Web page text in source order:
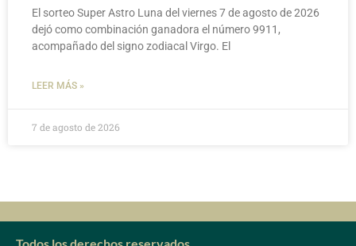
El sorteo Super Astro Luna del viernes 7 de agosto de 2026
dejó como combinación ganadora el número 9911,
acompañado del signo zodiacal Virgo. El
LEER MÁS »
7 de agosto de 2026